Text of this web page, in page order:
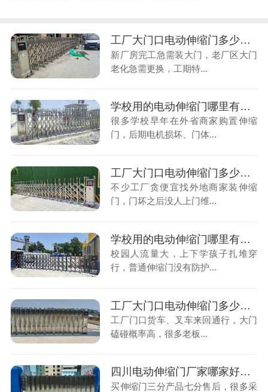
工厂大门口电动伸缩门多少钱一米？工期紧张，着急投产赶安装
新厂房完工急需装大门，老厂区大门
老化急需更换，工期特...
学校用的电动伸缩门哪里有卖？门体故障之后，找不到人维修维保
很多学校早年在外省商家购置伸缩
门，后期电机损坏、门体...
工厂大门口电动伸缩门多少钱一米？售后找不到人，维修太麻烦
不少工厂贪便宜找外地商家装伸缩
门，门坏之后没人上门维...
学校用的电动伸缩门哪里有卖？缺少防夹配置，存在学生安全隐患
校园人流量大，上下学孩子扎堆穿
行，普通伸缩门没有防护...
工厂大门口电动伸缩门多少钱一米？大车多，门体不耐用容易坏
工厂门口货车、叉车来回通行，大门
磕碰概率高，很多老板...
四川电动伸缩门厂家哪家好？售后无保障？本地厂家才靠谱
买伸缩门三分产品七分售后，很多采